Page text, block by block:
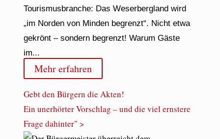
Tourismusbranche: Das Weserbergland wird
„im Norden von Minden begrenzt“. Nicht etwa
gekrönt – sondern begrenzt! Warum Gäste
im...
Mehr erfahren
Gebt den Bürgern die Akten!
Ein unerhörter Vorschlag – und die viel ernstere
Frage dahinter" >